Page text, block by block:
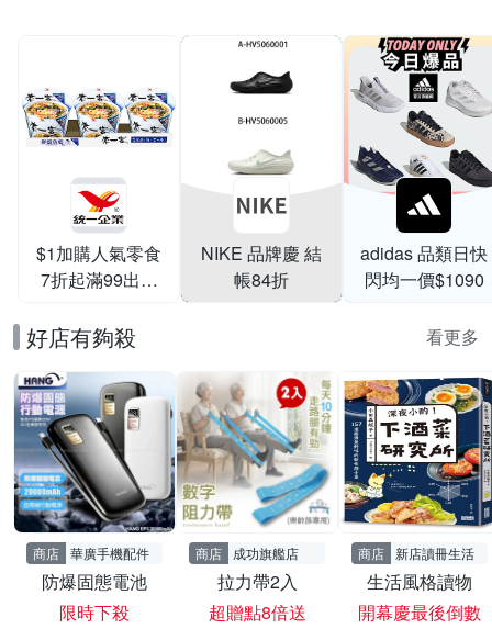
$1加購人氣零食
7折起滿99出貨
NIKE 品牌慶 結
帳84折
adidas 品類日快
閃均一價$1090
好店有夠殺 看更多
商店 華廣手機配件
防爆固態電池
限時下殺
商店 成功旗艦店
拉力帶2入
超贈點8倍送
商店 新店讀冊生活
生活風格讀物
開幕慶最後倒數